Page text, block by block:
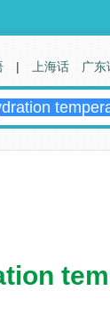
| 上海话 广东